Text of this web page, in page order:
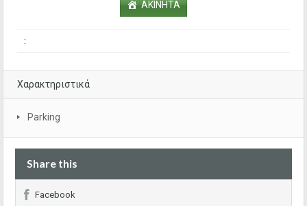
ΑΚΙΝΗΤΑ
:
Χαρακτηριστικά
Parking
Share this
Facebook